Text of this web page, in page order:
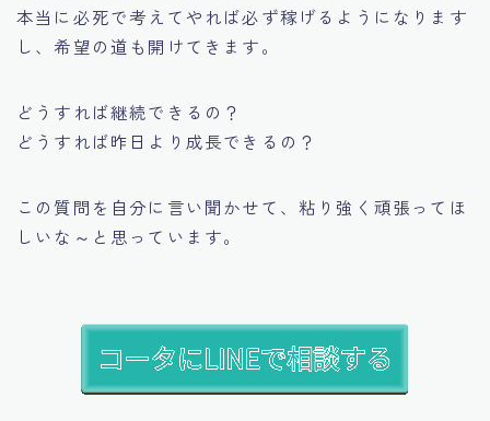
本当に必死で考えてやれば必ず稼げるようになります
し、希望の道も開けてきます。
どうすれば継続できるの？
どうすれば昨日より成長できるの？
この質問を自分に言い聞かせて、粘り強く頑張ってほ
しいな～と思っています。